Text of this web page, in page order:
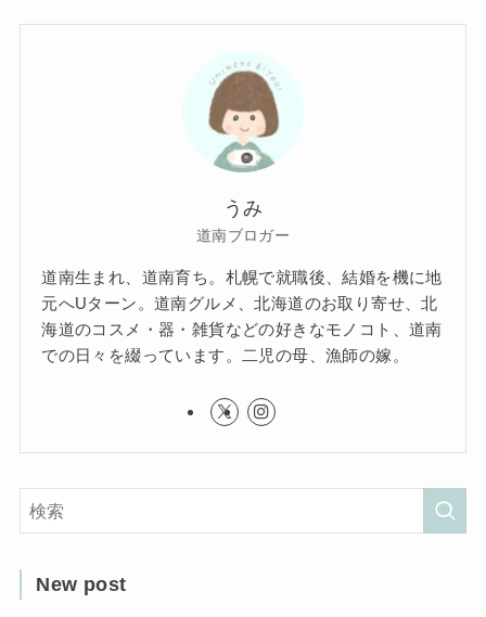
うみ
道南ブロガー
道南生まれ、道南育ち。札幌で就職後、結婚を機に地
元へUターン。道南グルメ、北海道のお取り寄せ、北
海道のコスメ・器・雑貨などの好きなモノコト、道南
での日々を綴っています。二児の母、漁師の嫁。
New post